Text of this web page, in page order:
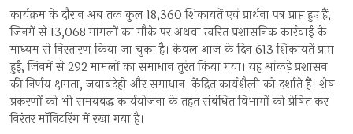
कार्यक्रम के दौरान अब तक कुल 18,360 शिकायतें एवं प्रार्थना पत्र प्राप्त हुए हैं,
जिनमें से 13,068 मामलों का मौके पर अथवा त्वरित प्रशासनिक कार्रवाई के
माध्यम से निस्तारण किया जा चुका है। केवल आज के दिन 613 शिकायतें प्राप्त
हुईं, जिनमें से 292 मामलों का समाधान तुरंत किया गया। यह आंकड़े प्रशासन
की निर्णय क्षमता, जवाबदेही और समाधान-केंद्रित कार्यशैली को दर्शाते हैं। शेष
प्रकरणों को भी समयबद्ध कार्ययोजना के तहत संबंधित विभागों को प्रेषित कर
निरंतर मॉनिटरिंग में रखा गया है।